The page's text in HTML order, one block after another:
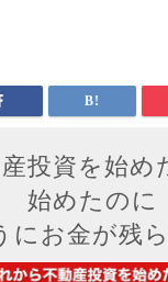
投資を始め
始めたのに
にお金が残